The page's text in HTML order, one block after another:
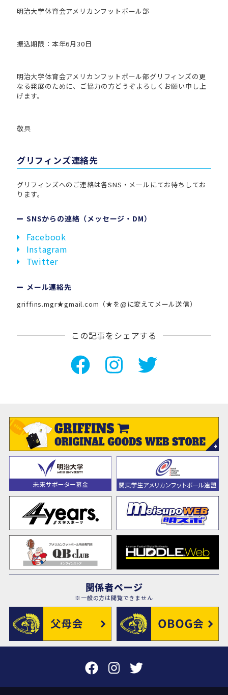
明治大学体育会アメリカンフットボール部
振込期限：本年6月30日
明治大学体育会アメリカンフットボール部グリフィンズの更
なる発展のために、ご協力の方どうぞよろしくお願い申し上
げます。
敬具
グリフィンズ連絡先
グリフィンズへのご連絡は各SNS・メールにてお待ちしてお
ります。
SNSからの連絡（メッセージ・DM）
Facebook
Instagram
Twitter
メール連絡先
griffins.mgr★gmail.com（★を@に変えてメール送信）
この記事をシェアする
関係者ページ
※一般の方は閲覧できません